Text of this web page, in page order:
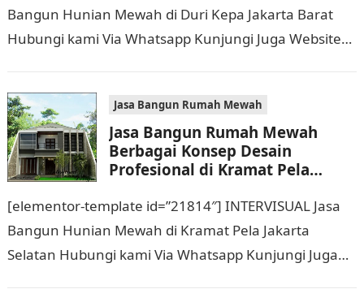
Bangun Hunian Mewah di Duri Kepa Jakarta Barat
Hubungi kami Via Whatsapp Kunjungi Juga Website
Jasa Bangun Rumah Mewah
Jasa Bangun Rumah Mewah
Berbagai Konsep Desain
Profesional di Kramat Pela
9933 588
[elementor-template id=”21814″] INTERVISUAL Jasa
Bangun Hunian Mewah di Kramat Pela Jakarta
Selatan Hubungi kami Via Whatsapp Kunjungi Juga